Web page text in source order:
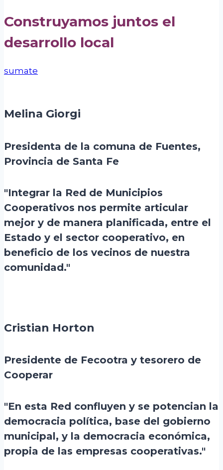
Construyamos juntos el
desarrollo local
sumate
Melina Giorgi
Presidenta de la comuna de Fuentes,
Provincia de Santa Fe
"Integrar la Red de Municipios
Cooperativos nos permite articular
mejor y de manera planificada, entre el
Estado y el sector cooperativo, en
beneficio de los vecinos de nuestra
comunidad."
Cristian Horton
Presidente de Fecootra y tesorero de
Cooperar
"En esta Red confluyen y se potencian la
democracia política, base del gobierno
municipal, y la democracia económica,
propia de las empresas cooperativas."